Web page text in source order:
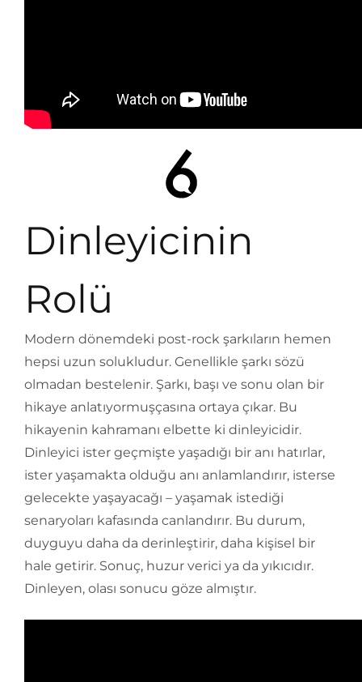
Dinleyicinin
Rolü
Modern dönemdeki post-rock şarkıların hemen
hepsi uzun solukludur. Genellikle şarkı sözü
olmadan bestelenir. Şarkı, başı ve sonu olan bir
hikaye anlatıyormuşçasına ortaya çıkar. Bu
hikayenin kahramanı elbette ki dinleyicidir.
Dinleyici ister geçmişte yaşadığı bir anı hatırlar,
ister yaşamakta olduğu anı anlamlandırır, isterse
gelecekte yaşayacağı – yaşamak istediği
senaryoları kafasında canlandırır. Bu durum,
duyguyu daha da derinleştirir, daha kişisel bir
hale getirir. Sonuç, huzur verici ya da yıkıcıdır.
Dinleyen, olası sonucu göze almıştır.